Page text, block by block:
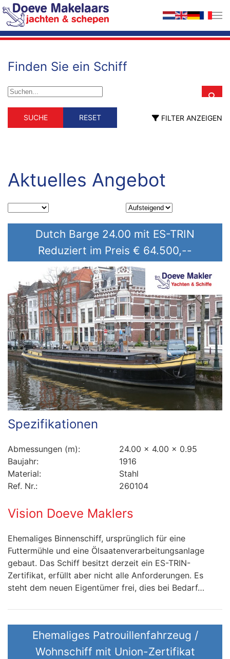
Zum Hauptinhalt springen
Finden Sie ein Schiff
Schiffstyp
Schiffstyp
Berufsschiff
Motoryacht
Segelyacht
Material Holz
Länge (m)
Baujahr (jjjj)
SUCHE RESET FILTER ANZEIGEN
Aktuelles Angebot
Dutch Barge 24.00 mit ES-TRIN
Reduziert im Preis € 64.500,--
Spezifikationen
Abmessungen (m):
24.00 x 4.00 x 0.95
Baujahr:
1916
Material:
Stahl
Ref. Nr.:
260104
Vision Doeve Maklers
Ehemaliges Binnenschiff, ursprünglich für eine
Futtermühle und eine Ölsaatenverarbeitungsanlage
gebaut. Das Schiff besitzt derzeit ein ES-TRIN-
Zertifikat, erfüllt aber nicht alle Anforderungen. Es
steht dem neuen Eigentümer frei, dies bei Bedarf…
Ehemaliges Patrouillenfahrzeug /
Wohnschiff mit Union-Zertifikat